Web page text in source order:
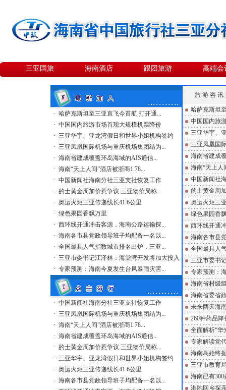
三亚国旅 海南酒店 跟团旅游 高端会
· 哈萨克斯坦至三亚直飞今首航 打开通...
· 中国国内旅游市场首现大规模机票降价
· 三亚华宇、亚龙湾假日和世界小姐机构签约
· 三亚凤凰国际机场与重庆机场集团结为...
· 海南省建成覆盖环岛海域的AIS通信...
· 海南“天上人间”酒店被浙商1.78...
· 中国新闻社海南分社三亚支社恢复工作
· 的士黄金周加价惹争议 三亚物价局称...
· 奥运火炬三亚传递线长41.6公里
· 绿色果园香飘万里
· 西环线开通冲击客源，海南公路运输探...
· 海南各市县党政领导班子均配备一名以...
· 全国最具人气指数城市排名出炉，三亚...
· 三亚市委书记江泽林：海棠湾开发将加大投入
· 专家预测：海南今夏发生台风暴雨灾害...
· 中国新闻社海南分社三亚支社恢复工作
· 三亚凤凰国际机场与重庆机场集团结为...
· 海南“天上人间”酒店被浙商1.78...
· 海南省建成覆盖环岛海域的AIS通信...
· 的士黄金周加价惹争议 三亚物价局称...
· 三亚华宇、亚龙湾假日和世界小姐机构签约
· 奥运火炬三亚传递线长41.6公里
· 海南各市县党政领导班子均配备一名以...
旅 游 咨 讯
哈萨克斯坦
中国国内旅
三亚华宇、
三亚凤凰国
海南省建成
海南“天上人
中国新闻社
的士黄金周
奥运火炬三
绿色果园香
西环线开通
海南各市县
全国最具人
三亚市委书
专家预测：
海南省村级
海南省委省
未来两天海
260种药品
全面解析“华
专家解读党
海南岛始终
三亚市教育
海南已有
港胞回乡探